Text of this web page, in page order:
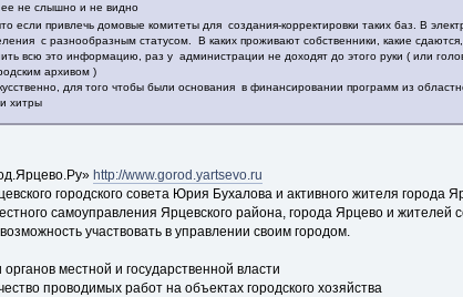
ее не слышно и не видно
если привлечь домовые комитеты для создания-корректировки таких баз. В
с разнообразным статусом. В каких проживают собственники, какие
всю это информацию, раз у администрации не доходят до этого руки ( или
архивом )
для того чтобы были основания в финансировании программ из
хитры
http://www.gorod.yartsevo.ru
городского совета Юрия Бухалова и активного жителя
самоуправления Ярцевского района, города Ярцево и жителей
участвовать в управлении своим городом.
местной и государственной власти
проводимых работ на объектах городского хозяйства